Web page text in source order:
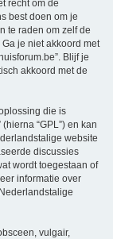
recht om de
best doen om je
te raden om zelf de
je niet akkoord met
Blijf je
akkoord met de
die is
(hierna “GPL”) en kan
website
discussies
wordt toegestaan of
informatie over
vulgair,